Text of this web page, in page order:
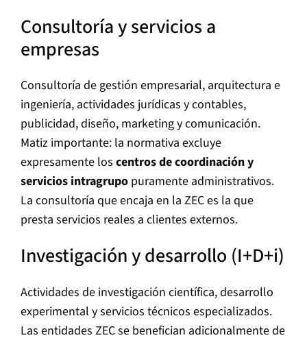
Consultoría y servicios a
empresas
Consultoría de gestión empresarial, arquitectura e
ingeniería, actividades jurídicas y contables,
publicidad, diseño, marketing y comunicación.
Matiz importante: la normativa excluye
expresamente los centros de coordinación y
servicios intragrupo puramente administrativos.
La consultoría que encaja en la ZEC es la que
presta servicios reales a clientes externos.
Investigación y desarrollo (I+D+i)
Actividades de investigación científica, desarrollo
experimental y servicios técnicos especializados.
Las entidades ZEC se benefician adicionalmente de